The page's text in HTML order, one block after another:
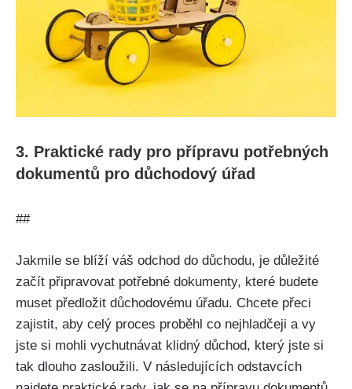
3. Praktické rady pro přípravu potřebných
dokumentů pro důchodový úřad
##
Jakmile se blíží váš odchod do důchodu, je důležité
začít připravovat potřebné dokumenty, které budete
muset předložit důchodovému úřadu. Chcete přeci
zajistit, aby celý proces proběhl co nejhladčeji a vy
jste si mohli vychutnávat klidný důchod, který jste si
tak dlouho zasloužili. V následujících odstavcích